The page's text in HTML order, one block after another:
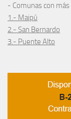
- Comunas con
1.- Maipú
2.- San Bernardo
3.- Puente Alto